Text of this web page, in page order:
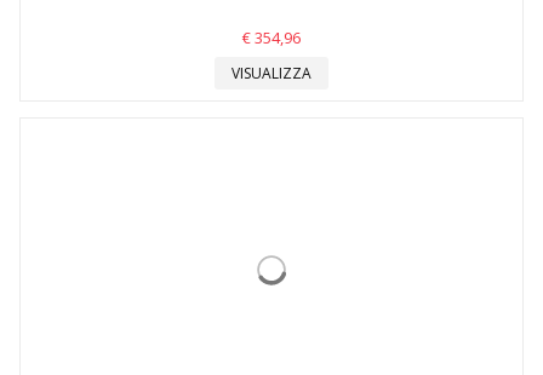
€ 354,96
VISUALIZZA